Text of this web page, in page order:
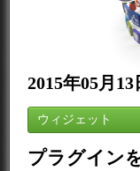
2015年05月13
ウィジェット
プラグイン